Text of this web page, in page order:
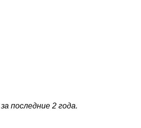
последние 2 года.